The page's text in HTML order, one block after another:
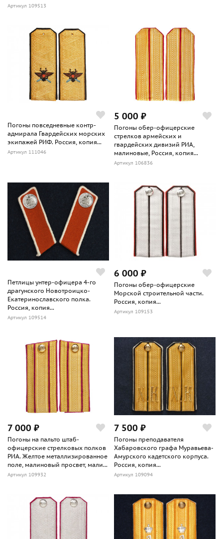
Артикул 109513
Погоны повседневные контр-
адмирала Гвардейских морских
экипажей РИФ. Россия, копия...
Артикул 111046
5 000 ₽
Погоны обер-офицерские
стрелков армейских и
гвардейских дивизий РИА,
малиновые, Россия, копия...
Артикул 106836
Петлицы унтер-офицера 4-го
драгунского Новотроицко-
Екатеринославского полка.
Россия, копия...
Артикул 109514
6 000 ₽
Погоны обер-офицерские
Морской строительной части.
Россия, копия...
Артикул 109153
7 000 ₽
Погоны на пальто штаб-
офицерские стрелковых полков
РИА. Желтое металлизированное
поле, малиновый просвет, мали...
Артикул 109932
7 500 ₽
Погоны преподавателя
Хабаровского графа Муравьева-
Амурского кадетского корпуса.
Россия, копия...
Артикул 109094